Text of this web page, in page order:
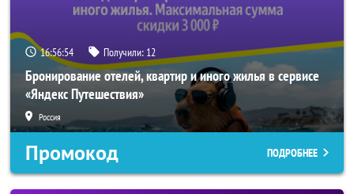
16:56:52 Получили: 12
Бронирование отелей, квартир и иного жилья в сервисе
«Яндекс Путешествия»
Россия
Промокод ПОДРОБНЕЕ